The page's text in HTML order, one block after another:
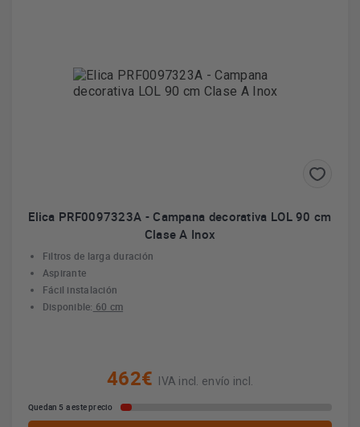
Elica PRF0097323A - Campana decorativa LOL 90 cm
Clase A Inox
Filtros de larga duración
Aspirante
Fácil instalación
Disponible: 60 cm
462€ IVA incl. envío incl.
Quedan 5 a este precio